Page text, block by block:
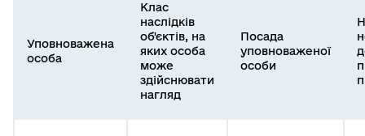
Уповноважена
особа
Клас
наслідків
об'єктів, на
яких особа
може
здійснювати
нагляд
Посада
уповноваженої
особи